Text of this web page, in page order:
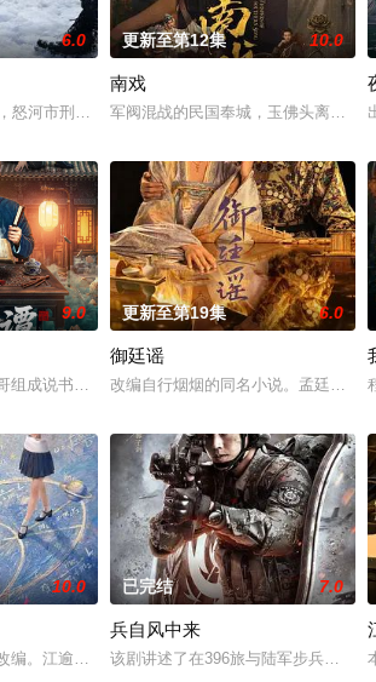
，惨遭满门流放，楚父以死鸣冤。楚家大小姐楚梓
6.0
怒河市刑侦支队在无普及监控、无DNA鉴定技术的
更新至第12集 10.0
南戏
军阀混战的民国奉城，玉佛头离奇失
及他们在复杂局势中坚守初心、勇敢面对困难的爱
9.0
组成说书班子，偶遇“白天人住屋，晚上鬼占房”的阴
更新至第19集 6.0
御廷谣
改编自行烟烟的同名小说。孟廷辉，
10.0
编。江逾白长大以后，林知夏忽然对他说：“江逾白
已完结 7.0
兵自风中来
该剧讲述了在396旅与陆军步兵学院